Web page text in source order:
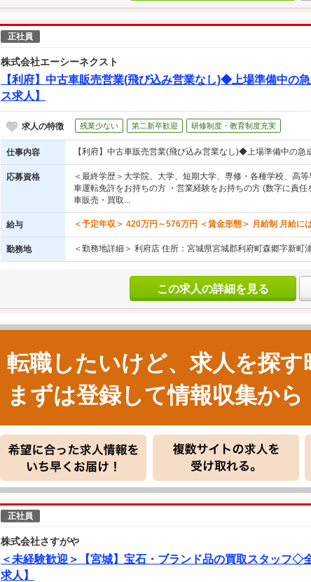
正社員
株式会社エーシーネクスト
【利府】中古車販売営業(飛び込み営業なし)◆上場準備中
ス求人】
求人の特徴 残業少ない 第二新卒歓迎 研修制度・教育制度充実
仕事内容 【利府】中古車販売営業(飛び込み営業なし)◆上場準備中の
応募資格
＜最終学歴＞大学院、大学、短期大学、専修・各種学校、高
車運転免許をお持ちの方 ・営業経験をお持ちの方 (数字に責
車販売・買取...
給与 ＜予定年収＞ 420万円～576万円 ＜賃金形態＞ 月給制 月給に
勤務地 ＜勤務地詳細＞ 利府店 住所：宮城県宮城郡利府町森郷字新
この求人の詳細を見る
転職したいけど、求人を探す
まずは登録して情報収集から
正社員
株式会社さすがや
＜未経験歓迎＞【宮城】宝石・ブランド品の買取スタッフ◇
求人】